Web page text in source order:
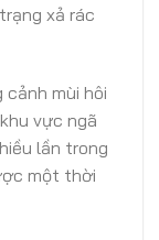
xả rác
mùi hôi
vực ngã
lần trong
một thời